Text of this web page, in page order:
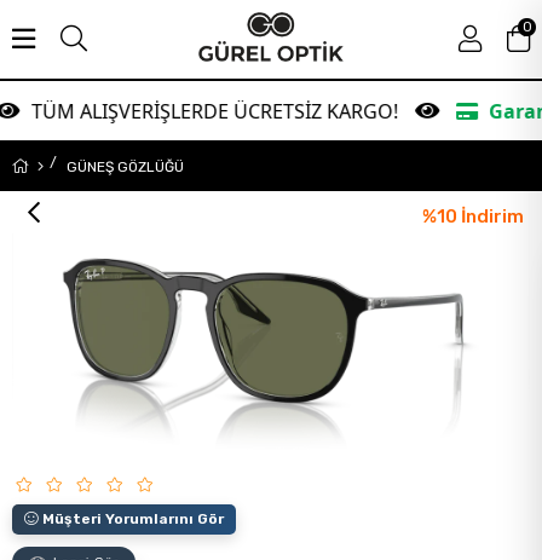
ÜCRETSİZ KARGO! Garanti
0
GÜNEŞ GÖZLÜĞÜ
%10 İndirim
Müşteri Yorumlarını Gör